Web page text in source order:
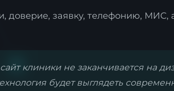
доверие, заявку, телефонию,
клиники не заканчивается на
будет выглядеть